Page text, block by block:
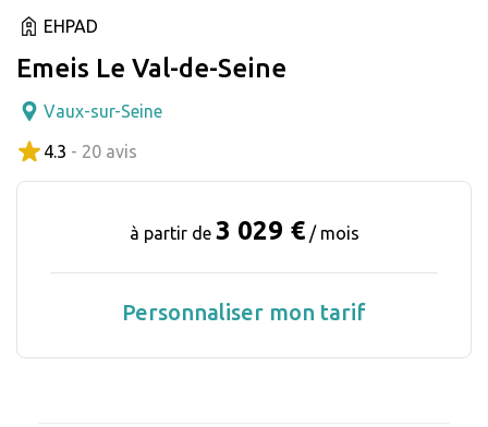
EHPAD
Emeis Le Val-de-Seine
Vaux-sur-Seine
4.3 - 20 avis
à partir de 3 029 € / mois
Personnaliser mon tarif